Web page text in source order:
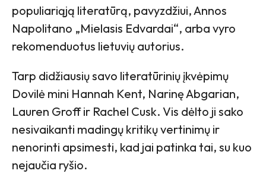
populiariąją literatūrą, pavyzdžiui, Annos
Napolitano „Mielasis Edvardai“, arba vyro
rekomenduotus lietuvių autorius.
Tarp didžiausių savo literatūrinių įkvėpimų
Dovilė mini Hannah Kent, Narinę Abgarian,
Lauren Groff ir Rachel Cusk. Vis dėlto ji sako
nesivaikanti madingų kritikų vertinimų ir
nenorinti apsimesti, kad jai patinka tai, su kuo
nejaučia ryšio.